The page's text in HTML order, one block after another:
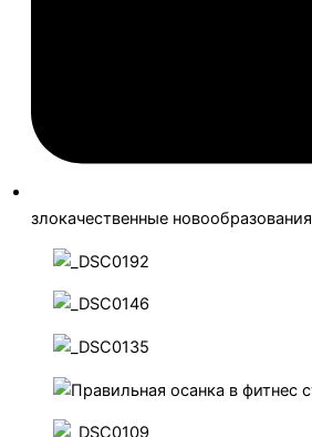
злокачественные новообразования